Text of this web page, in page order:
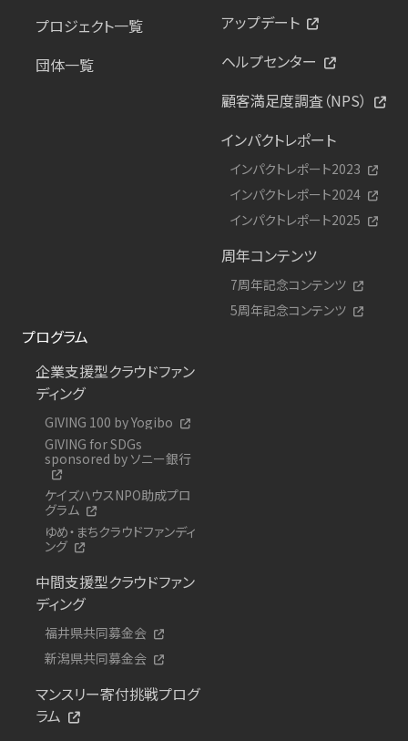
プロジェクト一覧
団体一覧
アップデート
ヘルプセンター
顧客満足度調査（NPS）
インパクトレポート
インパクトレポート2023
インパクトレポート2024
インパクトレポート2025
周年コンテンツ
7周年記念コンテンツ
5周年記念コンテンツ
プログラム
企業支援型クラウドファン
ディング
GIVING 100 by Yogibo
GIVING for SDGs
sponsored by ソニー銀行
ケイズハウスNPO助成プロ
グラム
ゆめ・まちクラウドファンディ
ング
中間支援型クラウドファン
ディング
福井県共同募金会
新潟県共同募金会
マンスリー寄付挑戦プログ
ラム